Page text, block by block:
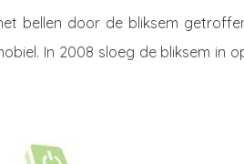
bellen door de bliksem
In 2008 sloeg de bliksem in